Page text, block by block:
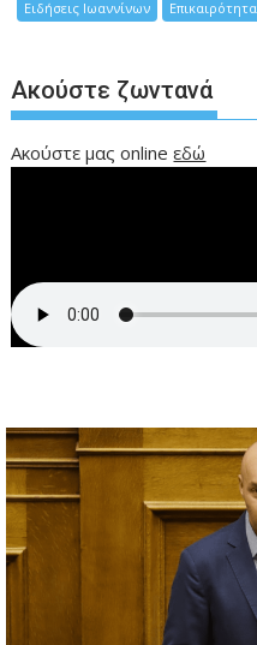
Ειδήσεις Ιωαννίνων Επικαιρότητα
Ακούστε ζωντανά
Ακούστε μας onlineεδώ